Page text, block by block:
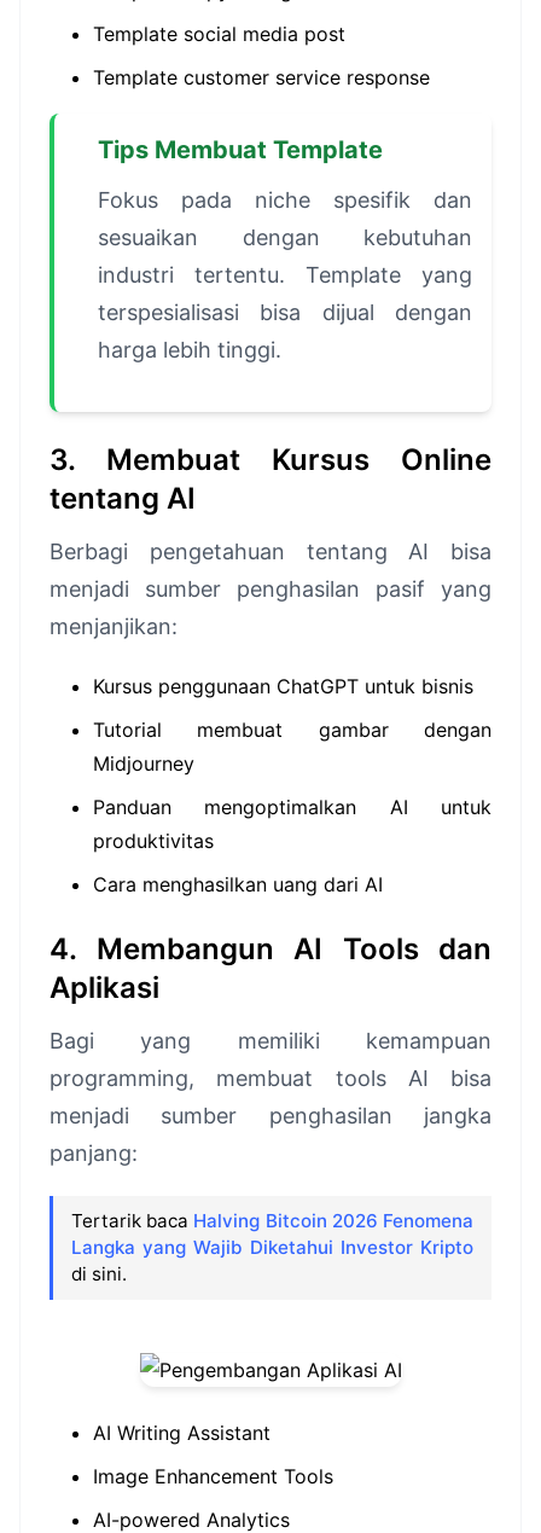
Template social media post
Template customer service response
Tips Membuat Template
Fokus pada niche spesifik dan
sesuaikan dengan kebutuhan
industri tertentu. Template yang
terspesialisasi bisa dijual dengan
harga lebih tinggi.
3. Membuat Kursus Online
tentang AI
Berbagi pengetahuan tentang AI bisa
menjadi sumber penghasilan pasif yang
menjanjikan:
Kursus penggunaan ChatGPT untuk bisnis
Tutorial membuat gambar dengan
Midjourney
Panduan mengoptimalkan AI untuk
produktivitas
Cara menghasilkan uang dari AI
4. Membangun AI Tools dan
Aplikasi
Bagi yang memiliki kemampuan
programming, membuat tools AI bisa
menjadi sumber penghasilan jangka
panjang:
Tertarik baca Halving Bitcoin 2026 Fenomena
Langka yang Wajib Diketahui Investor Kripto
di sini.
AI Writing Assistant
Image Enhancement Tools
AI-powered Analytics